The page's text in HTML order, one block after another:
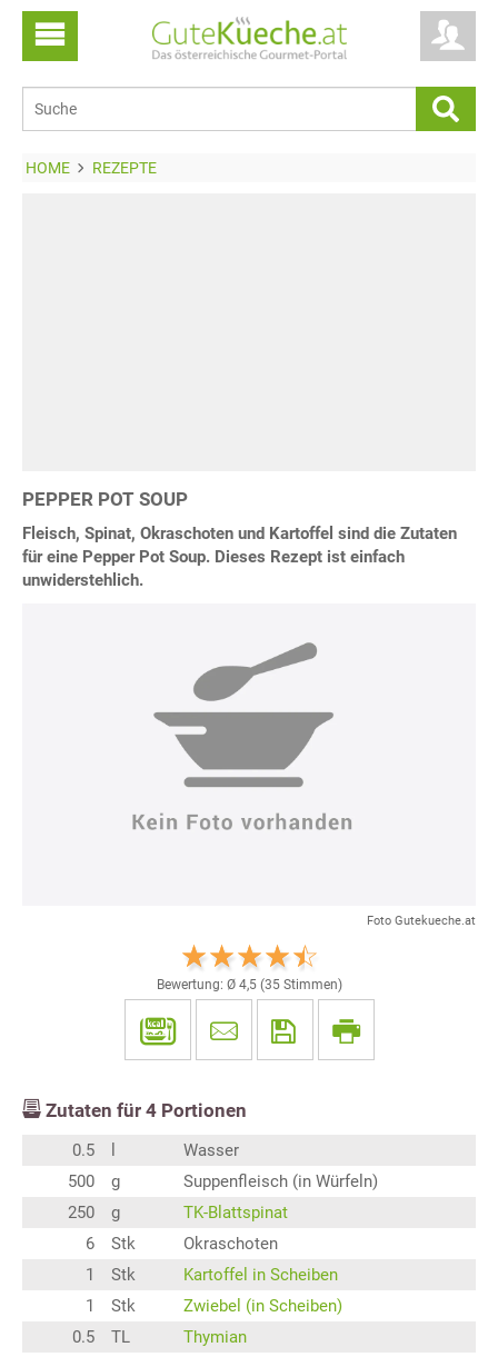
HOME REZEPTE
PEPPER POT SOUP
Fleisch, Spinat, Okraschoten und Kartoffel sind die Zutaten
für eine Pepper Pot Soup. Dieses Rezept ist einfach
unwiderstehlich.
Foto Gutekueche.at
Bewertung: Ø 4,5(35Stimmen)
Zutaten für 4 Portionen
0.5
Wasser
500
g
Suppenfleisch (in Würfeln)
250
g
TK-Blattspinat
6
Stk
Okraschoten
1
Stk
Kartoffel in Scheiben
1
Stk
Zwiebel (in Scheiben)
0.5
TL
Thymian